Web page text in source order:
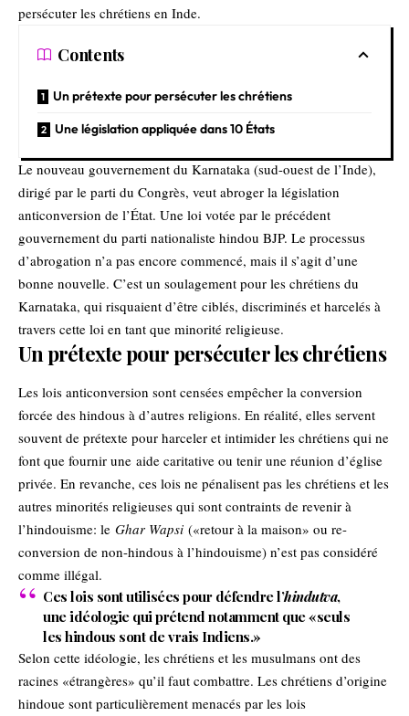
persécuter les chrétiens en Inde.
Contents
Un prétexte pour persécuter les chrétiens
Une législation appliquée dans 10 États
Le nouveau gouvernement du Karnataka (sud-ouest de l’Inde),
dirigé par le parti du Congrès, veut abroger la législation
anticonversion de l’État. Une loi votée par le précédent
gouvernement du parti nationaliste hindou BJP. Le processus
d’abrogation n’a pas encore commencé, mais il s’agit d’une
bonne nouvelle. C’est un soulagement pour les chrétiens du
Karnataka, qui risquaient d’être ciblés, discriminés et harcelés à
travers cette loi en tant que minorité religieuse.
Un prétexte pour persécuter les chrétiens
Les lois anticonversion sont censées empêcher la conversion
forcée des hindous à d’autres religions. En réalité, elles servent
souvent de prétexte pour harceler et intimider les chrétiens qui ne
font que fournir une aide caritative ou tenir une réunion d’église
privée. En revanche, ces lois ne pénalisent pas les chrétiens et les
autres minorités religieuses qui sont contraints de revenir à
l’hindouisme: le Ghar Wapsi («retour à la maison» ou re-
conversion de non-hindous à l’hindouisme) n’est pas considéré
comme illégal.
Ces lois sont utilisées pour défendre l’hindutva,
une idéologie qui prétend notamment que «seuls
les hindous sont de vrais Indiens.»
Selon cette idéologie, les chrétiens et les musulmans ont des
racines «étrangères» qu’il faut combattre. Les chrétiens d’origine
hindoue sont particulièrement menacés par les lois